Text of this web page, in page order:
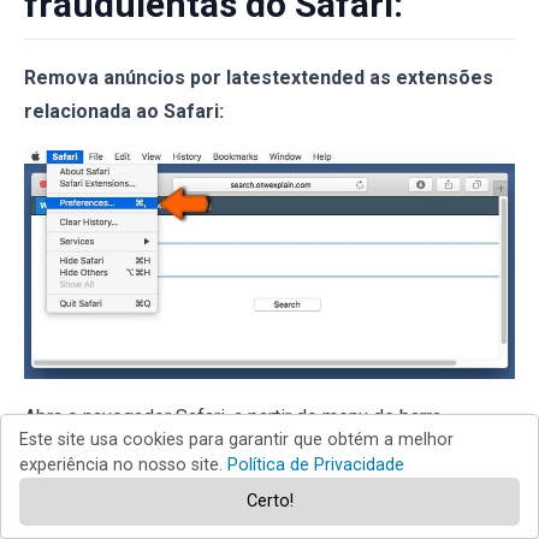
Remova anúncios por latestextended as extensões
relacionada ao Safari:
Abra o navegador Safari, a partir do menu de barra,
selecione " Safari" e clique em " Preferências...".
Este site usa cookies para garantir que obtém a melhor
experiência no nosso site. Política de Privacidade
Certo!